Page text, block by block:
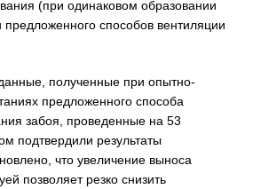
(при одинаковом образовании
способов вентиляции
полученные при опытно-
предложенного способа
забоя, проведенные на 53
подтвердили результаты
что увеличение выноса
позволяет резко снизить